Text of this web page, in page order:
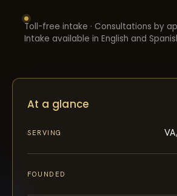
Toll-free intake · Consultations by
Intake available in English and
At a glance
SERVING
FOUNDED